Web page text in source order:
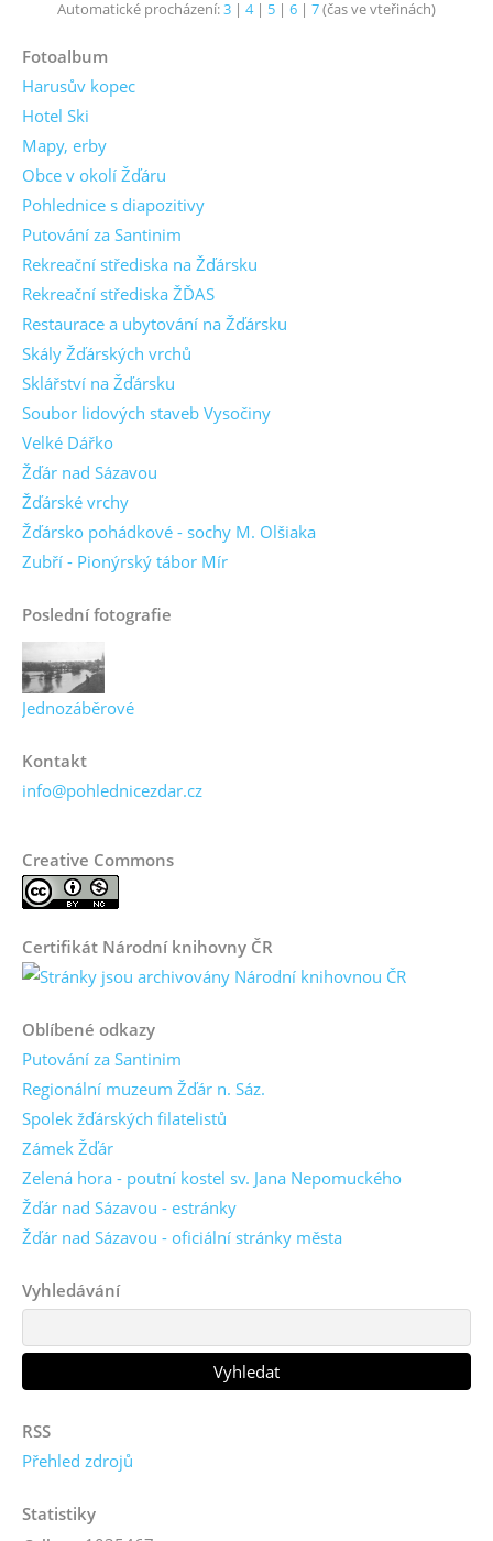
Automatické procházení:3 | 4| 5 | 6 | 7(čas ve vteřinách)
Fotoalbum
Harusův kopec
Hotel Ski
Mapy, erby
Obce v okolí Žďáru
Pohlednice s diapozitivy
Putování za Santinim
Rekreační střediska na Žďársku
Rekreační střediska ŽĎAS
Restaurace a ubytování na Žďársku
Skály Žďárských vrchů
Sklářství na Žďársku
Soubor lidových staveb Vysočiny
Velké Dářko
Žďár nad Sázavou
Žďárské vrchy
Žďársko pohádkové - sochy M. Olšiaka
Zubří - Pionýrský tábor Mír
Poslední fotografie
Jednozáběrové
Kontakt
info@pohlednicezdar.cz
Creative Commons
Certifikát Národní knihovny ČR
Oblíbené odkazy
Putování za Santinim
Regionální muzeum Žďár n. Sáz.
Spolek žďárských filatelistů
Zámek Žďár
Zelená hora - poutní kostel sv. Jana Nepomuckého
Žďár nad Sázavou - estránky
Žďár nad Sázavou - oficiální stránky města
Vyhledávání
RSS
Přehled zdrojů
Statistiky